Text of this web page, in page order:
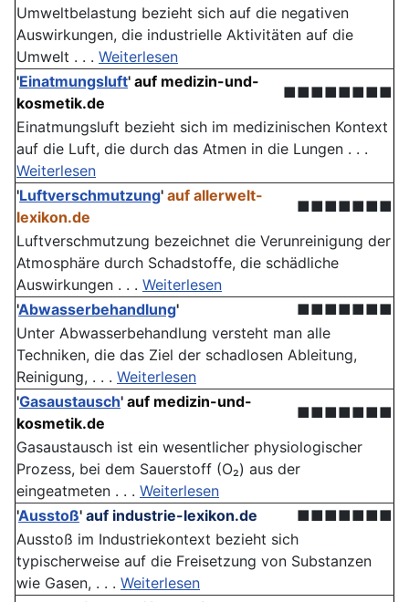
Umweltbelastung bezieht sich auf die negativen
Auswirkungen, die industrielle Aktivitäten auf die
Umwelt . . . Weiterlesen
'Einatmungsluft' auf medizin-und-
kosmetik.de
■■■■■■■■
Einatmungsluft bezieht sich im medizinischen Kontext
auf die Luft, die durch das Atmen in die Lungen . . .
Weiterlesen
'Luftverschmutzung' auf allerwelt-
lexikon.de
■■■■■■■
Luftverschmutzung bezeichnet die Verunreinigung der
Atmosphäre durch Schadstoffe, die schädliche
Auswirkungen . . . Weiterlesen
'Abwasserbehandlung'
■■■■■■■
Unter Abwasserbehandlung versteht man alle
Techniken, die das Ziel der schadlosen Ableitung,
Reinigung, . . . Weiterlesen
'Gasaustausch' auf medizin-und-
kosmetik.de
■■■■■■■
Gasaustausch ist ein wesentlicher physiologischer
Prozess, bei dem Sauerstoff (O₂) aus der
eingeatmeten . . . Weiterlesen
'Ausstoß' auf industrie-lexikon.de
■■■■■■■
Ausstoß im Industriekontext bezieht sich
typischerweise auf die Freisetzung von Substanzen
wie Gasen, . . . Weiterlesen